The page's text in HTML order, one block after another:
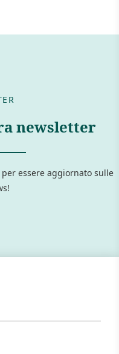
newsletter
essere aggiornato sulle